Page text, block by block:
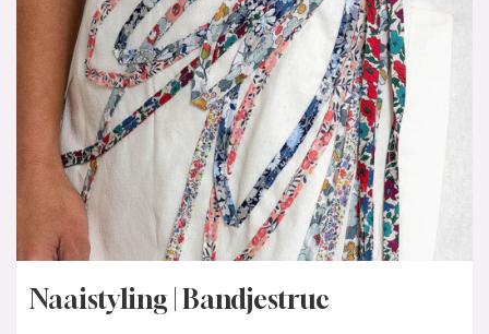
Naaistyling | Bandjestruc